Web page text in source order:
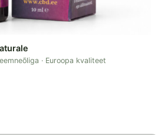
· Euroopa kvaliteet